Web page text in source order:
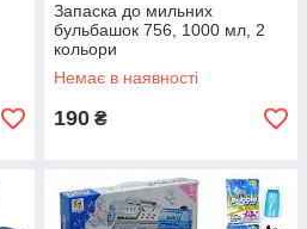
Запаска до мильних
бульбашок 756, 1000 мл, 2
кольори
Немає в наявності
190 ₴